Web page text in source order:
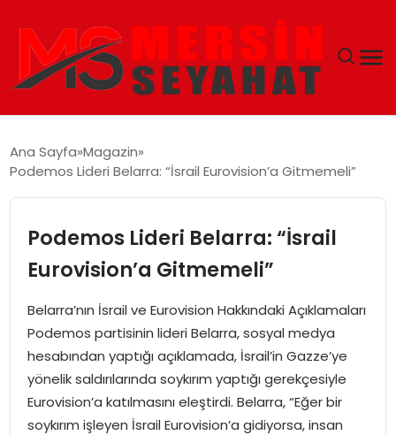
EĞITIM
TEKNOLOJI
GÜNCEL
Ana Sayfa Magazin
Podemos Lideri Belarra: “İsrail Eurovision’a Gitmemeli”
Podemos Lideri Belarra: “İsrail
Eurovision’a Gitmemeli”
Belarra’nın İsrail ve Eurovision Hakkındaki Açıklamaları
Podemos partisinin lideri Belarra, sosyal medya
hesabından yaptığı açıklamada, İsrail’in Gazze’ye
yönelik saldırılarında soykırım yaptığı gerekçesiyle
Eurovision’a katılmasını eleştirdi. Belarra, “Eğer bir
soykırım işleyen İsrail Eurovision’a gidiyorsa, insan